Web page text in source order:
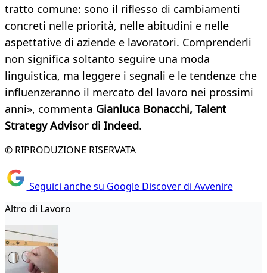
tratto comune: sono il riflesso di cambiamenti
concreti nelle priorità, nelle abitudini e nelle
aspettative di aziende e lavoratori. Comprenderli
non significa soltanto seguire una moda
linguistica, ma leggere i segnali e le tendenze che
influenzeranno il mercato del lavoro nei prossimi
anni», commenta Gianluca Bonacchi, Talent
Strategy Advisor di Indeed.
© RIPRODUZIONE RISERVATA
Seguici anche su Google Discover di Avvenire
Altro di Lavoro